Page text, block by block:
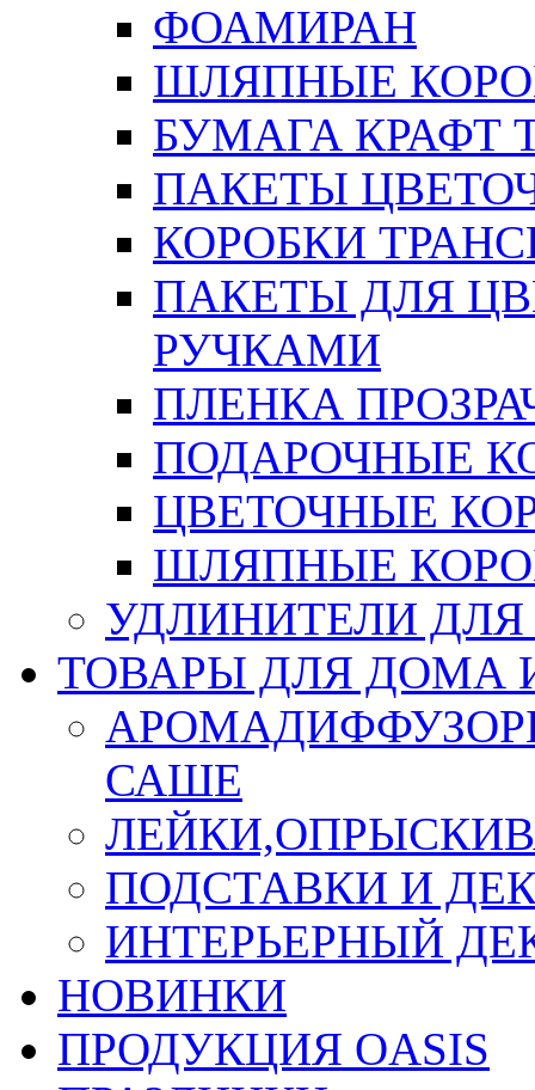
ФОАМИРАН
ШЛЯПНЫЕ
БУМАГА КРАФТ
ПАКЕТЫ
КОРОБКИ
ПАКЕТЫ ДЛЯ
РУЧКАМИ
ПЛЕНКА
ПОДАРОЧНЫЕ
ЦВЕТОЧНЫЕ
ШЛЯПНЫЕ
УДЛИНИТЕЛИ
ТОВАРЫ ДЛЯ ДОМА
САШЕ
ПОДСТАВКИ И
ИНТЕРЬЕРНЫЙ
НОВИНКИ
ПРОДУКЦИЯ OASIS